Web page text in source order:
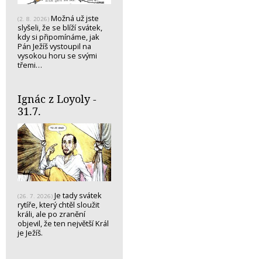
(2. 8. 2026) Možná už jste
slyšeli, že se blíží svátek,
kdy si připomínáme, jak
Pán Ježíš vystoupil na
vysokou horu se svými
třemi…
Ignác z Loyoly -
31.7.
(26. 7. 2026) Je tady svátek
rytíře, který chtěl sloužit
králi, ale po zranění
objevil, že ten největší Král
je Ježíš.